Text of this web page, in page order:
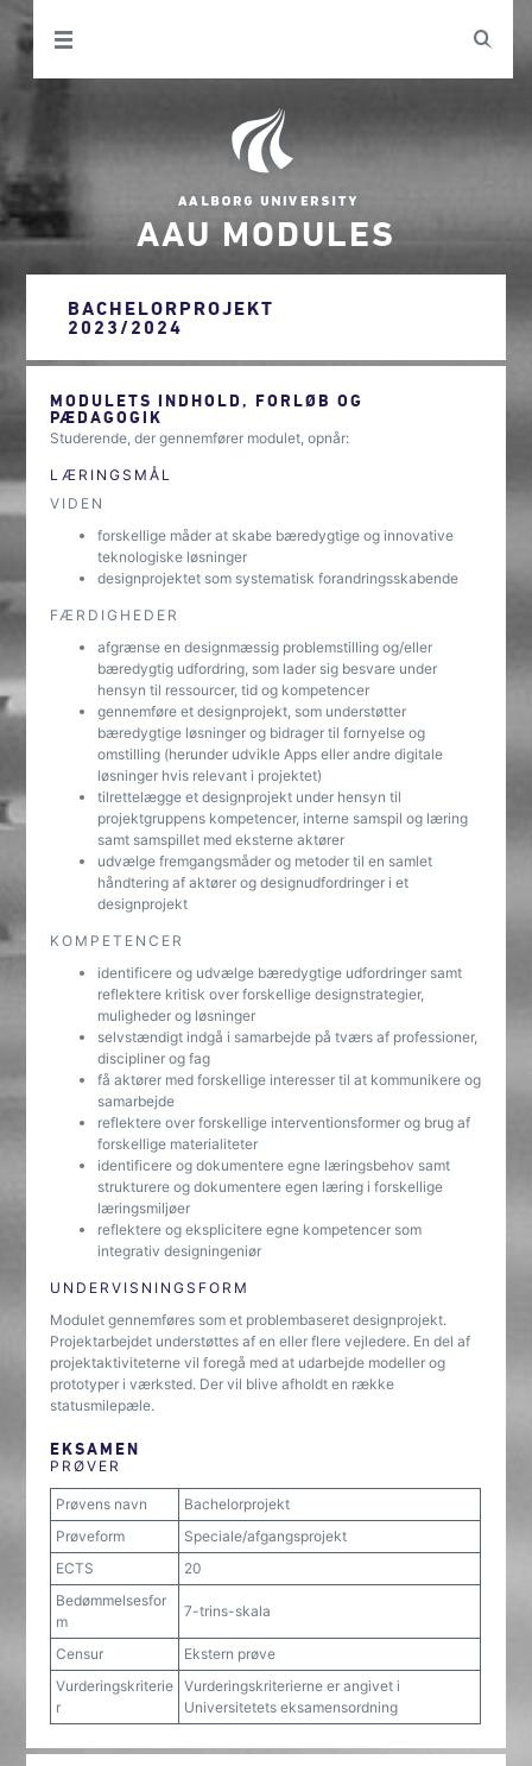
AAU MODULES
BACHELORPROJEKT
2023/2024
MODULETS INDHOLD, FORLØB OG
PÆDAGOGIK
Studerende, der gennemfører modulet, opnår:
LÆRINGSMÅL
VIDEN
forskellige måder at skabe bæredygtige og innovative
teknologiske løsninger
designprojektet som systematisk forandringsskabende
FÆRDIGHEDER
afgrænse en designmæssig problemstilling og/eller
bæredygtig udfordring, som lader sig besvare under
hensyn til ressourcer, tid og kompetencer
gennemføre et designprojekt, som understøtter
bæredygtige løsninger og bidrager til fornyelse og
omstilling (herunder udvikle Apps eller andre digitale
løsninger hvis relevant i projektet)
tilrettelægge et designprojekt under hensyn til
projektgruppens kompetencer, interne samspil og læring
samt samspillet med eksterne aktører
udvælge fremgangsmåder og metoder til en samlet
håndtering af aktører og designudfordringer i et
designprojekt
KOMPETENCER
identificere og udvælge bæredygtige udfordringer samt
reflektere kritisk over forskellige designstrategier,
muligheder og løsninger
selvstændigt indgå i samarbejde på tværs af professioner,
discipliner og fag
få aktører med forskellige interesser til at kommunikere og
samarbejde
reflektere over forskellige interventionsformer og brug af
forskellige materialiteter
identificere og dokumentere egne læringsbehov samt
strukturere og dokumentere egen læring i forskellige
læringsmiljøer
reflektere og eksplicitere egne kompetencer som
integrativ designingeniør
UNDERVISNINGSFORM
Modulet gennemføres som et problembaseret designprojekt.
Projektarbejdet understøttes af en eller flere vejledere. En del af
projektaktiviteterne vil foregå med at udarbejde modeller og
prototyper i værksted. Der vil blive afholdt en række
statusmilepæle.
EKSAMEN
PRØVER
Prøvens navn
Bachelorprojekt
Prøveform
Speciale/afgangsprojekt
ECTS
20
Bedømmelsesfor
m
7-trins-skala
Censur
Ekstern prøve
Vurderingskriterie
r
Vurderingskriterierne er angivet i
Universitetets eksamensordning